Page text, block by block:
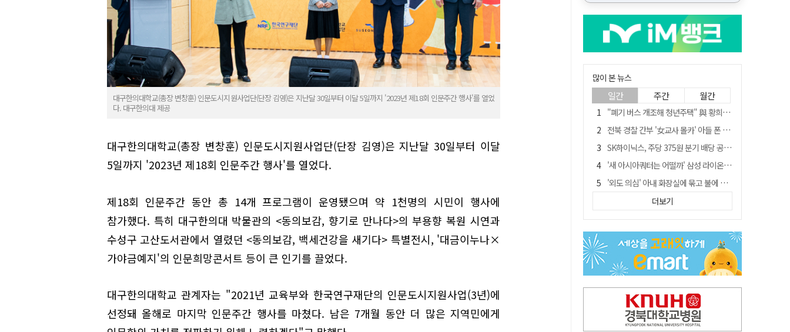
대구한의대학교(총장 변창훈) 인문도시지원사업단(단장 김영)은 지난달 30일부터 이달 5일까지 '2023년 제18회 인문주간 행사'를 열었
다. 대구한의대 제공
대구한의대학교(총장 변창훈) 인문도시지원사업단(단장 김영)은 지난달 30일부터 이달
5일까지 '2023년 제18회 인문주간 행사'를 열었다.
제18회 인문주간 동안 총 14개 프로그램이 운영됐으며 약 1천명의 시민이 행사에
참가했다. 특히 대구한의대 박물관의 <동의보감, 향기로 만나다>의 부용향 복원 시연과
수성구 고산도서관에서 열렸던 <동의보감, 백세건강을 새기다> 특별전시, '대금이누나×
가야금예지'의 인문희망콘서트 등이 큰 인기를 끌었다.
대구한의대학교 관계자는 "2021년 교육부와 한국연구재단의 인문도시지원사업(3년)에
선정돼 올해로 마지막 인문주간 행사를 마쳤다. 남은 7개월 동안 더 많은 지역민에게
많이 본 뉴스
일간 주간 월간
"폐기 버스 개조해 청년주택" 與 황희…'딸 학비는 年 4200만원'
전북 경찰 간부 '女교사 몰카' 아들 폰 부수고…"처벌 못하는 사안" 내부망에 글
SK하이닉스, 주당 375원 분기 배당 공시…"3분기 중 주주환원 방안 확정"
'새 아시아쿼터는 어떨까' 삼성 라이온즈, 새 얼굴 투수 미야모리 영입
'외도 의심' 아내 화장실에 묶고 불에 달군 공구로 고문…남편 검거
박권현 청도군수, '햇빛 연금 사업' 공약 시동걸어
한국 축구, 심판 성접대 경기서 '무패'…당시 올림픽 감독은 홍명보 [영상]
김병삼 경북 영천시장, 이번엔 국회 공략…'마사회 본사 이전·광역교통망 확충' 요청
경찰, 9월 초부터 상피제 전격 실시…가족 사건 수사 못해
더보기